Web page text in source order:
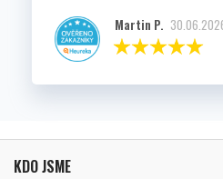
Martin P.
KDO JSME